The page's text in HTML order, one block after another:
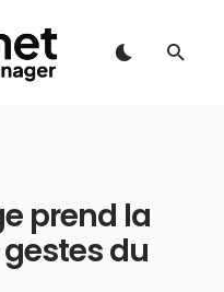
prend la
du